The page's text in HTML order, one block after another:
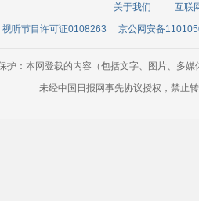
关于我们
互联
视听节目许可证0108263
京公网安备
护：本网登载的内容（包括文字、图片、多
未经中国日报网事先协议授权，禁止